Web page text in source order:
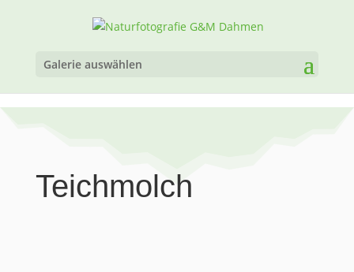
Galerie auswählen
Teichmolch